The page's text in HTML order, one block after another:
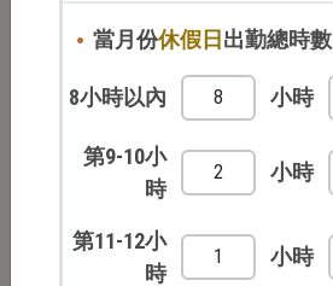
當月份休假日出勤總時數
8小時以內 小時
第9-10小
時
小時
第11-12小
時
小時
8小時以內 小時
第9-10小時 小時
第11-12小時 小時
開始試算